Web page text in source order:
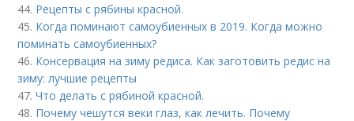
44. Рецепты с рябины красной.
45. Когда поминают самоубиенных в 2019. Когда можно
поминать самоубиенных?
46. Консервация на зиму редиса. Как заготовить редис на
зиму: лучшие рецепты
47.Что делать с рябиной красной.
48. Почему чешутся веки глаз, как лечить. Почему